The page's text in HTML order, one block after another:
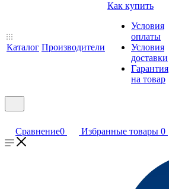
Каталог Производители
Как купить
Условия
оплаты
Условия
доставки
Гарантия
на товар
Сравнение0 Избранные товары 0